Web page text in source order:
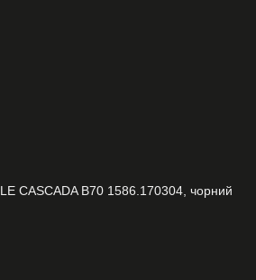
CASCADA B70 1586.170304, чорний